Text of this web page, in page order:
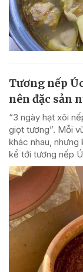
Tương nếp
nên đặc sản
“3 ngày hạt xôi
giọt tương”. Mỗi
khác nhau,
kể tới tương nếp